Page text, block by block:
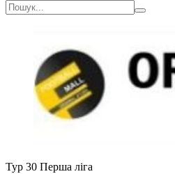
Тур 30 Перша ліга